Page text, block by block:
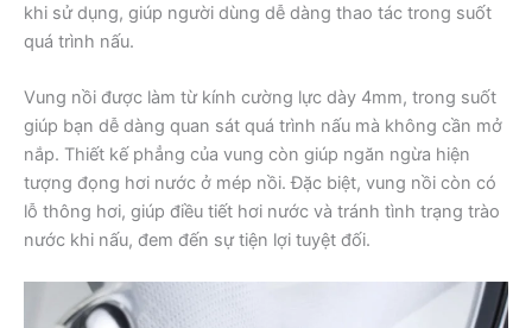
khi sử dụng, giúp người dùng dễ dàng thao tác trong suốt
quá trình nấu.
Vung nồi được làm từ kính cường lực dày 4mm, trong suốt
giúp bạn dễ dàng quan sát quá trình nấu mà không cần mở
nắp. Thiết kế phẳng của vung còn giúp ngăn ngừa hiện
tượng đọng hơi nước ở mép nồi. Đặc biệt, vung nồi còn có
lỗ thông hơi, giúp điều tiết hơi nước và tránh tình trạng trào
nước khi nấu, đem đến sự tiện lợi tuyệt đối.